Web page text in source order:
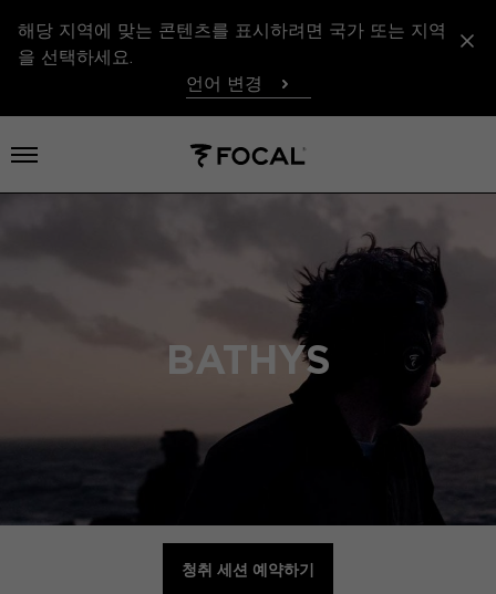
해당 지역에 맞는 콘텐츠를 표시하려면 국가 또는 지역
을 선택하세요.
언어 변경
메뉴 열기
BATHYS
청취 세션 예약하기